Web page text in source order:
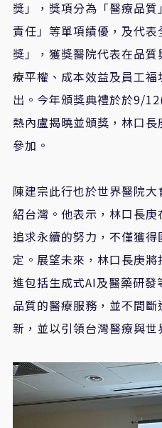
獎」，獎項分為「醫療品
責任」等單項績優，及代
獎」，獲獎醫院代表在品
療平權、成本效益及員工
出。今年頒獎典禮於於9/
熱內盧揭曉並頒獎，林口
參加。
陳建宗此行也於世界醫院
紹台灣。他表示，林口長
追求永續的努力，不僅獲
定。展望未來，林口長庚
進包括生成式AI及醫藥研發
品質的醫療服務，並不間
新，並以引領台灣醫療與世